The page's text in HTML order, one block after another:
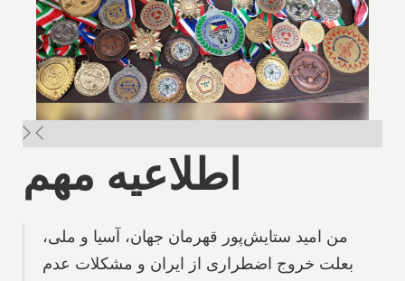
اطلاعیه مهم
من امید ستایش‌پور قهرمان جهان، آسیا و ملی،
بعلت خروج اضطراری از ایران و مشکلات عدم